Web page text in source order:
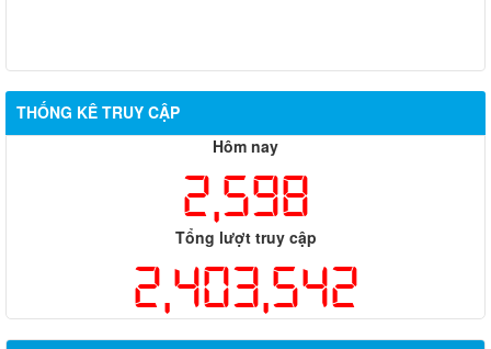
THỐNG KÊ TRUY CẬP
Hôm nay
2,598
Tổng lượt truy cập
2,403,542